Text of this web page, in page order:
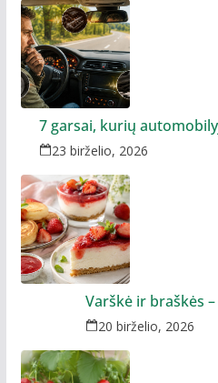
7 garsai, kurių
23 birželio, 2026
Varškė ir braškės
20 birželio, 2026